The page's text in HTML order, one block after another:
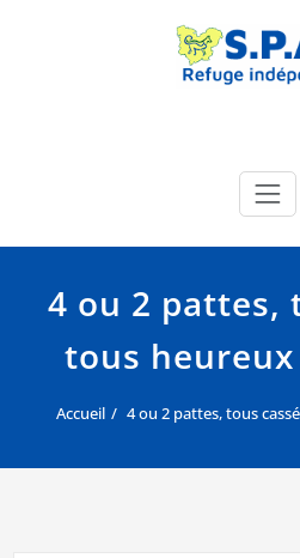
4 ou 2 pattes,
tous
Accueil 4 ou 2 pattes, tous